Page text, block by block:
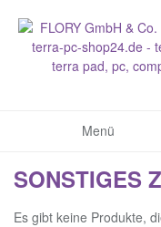
Menü
SONSTIGES
Es gibt keine Produkte,